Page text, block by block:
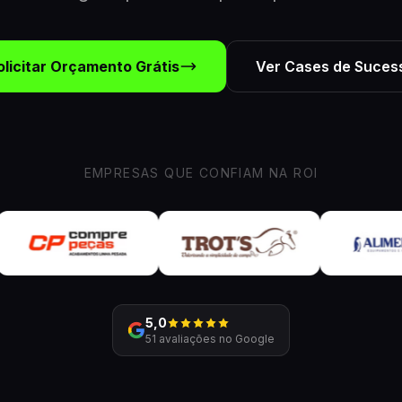
Orçamento Grátis Ver Cases de
EMPRESAS QUE CONFIAM NA ROI
5,0
51 avaliações no Google